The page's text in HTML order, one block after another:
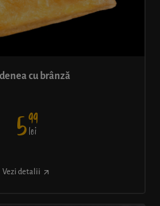
cu brânză
599
lei
Vezi detalii